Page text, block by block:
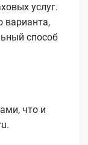
услуг.
варианта,
способ
что и